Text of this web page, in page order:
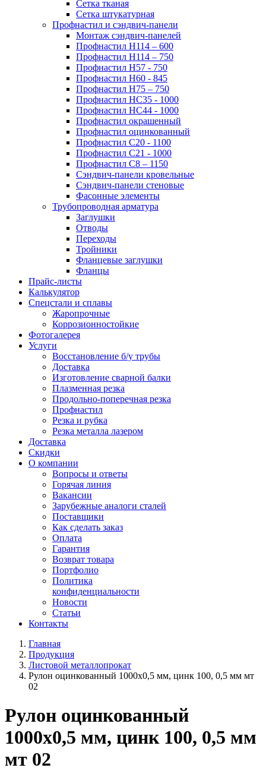
Сетка тканая
Сетка штукатурная
Профнастил и сэндвич-панели
Монтаж сэндвич-панелей
Профнастил Н114 – 600
Профнастил Н114 – 750
Профнастил Н57 - 750
Профнастил Н60 - 845
Профнастил Н75 – 750
Профнастил НС35 - 1000
Профнастил НС44 - 1000
Профнастил окрашенный
Профнастил оцинкованный
Профнастил С20 - 1100
Профнастил С21 - 1000
Профнастил С8 – 1150
Сэндвич-панели кровельные
Сэндвич-панели стеновые
Фасонные элементы
Трубопроводная арматура
Заглушки
Отводы
Переходы
Тройники
Фланцевые заглушки
Фланцы
Прайс-листы
Калькулятор
Спецстали и сплавы
Жаропрочные
Коррозионностойкие
Фотогалерея
Услуги
Восстановление б/у трубы
Доставка
Изготовление сварной балки
Плазменная резка
Продольно-поперечная резка
Профнастил
Резка и рубка
Резка металла лазером
Доставка
Скидки
О компании
Вопросы и ответы
Горячая линия
Вакансии
Зарубежные аналоги сталей
Поставщики
Как сделать заказ
Оплата
Гарантия
Возврат товара
Портфолио
Политика
конфиденциальности
Новости
Статьи
Контакты
Главная
Продукция
Листовой металлопрокат
Рулон оцинкованный 1000х0,5 мм, цинк 100, 0,5 мм мт
02
Рулон оцинкованный
1000х0,5 мм, цинк 100, 0,5 мм
мт 02